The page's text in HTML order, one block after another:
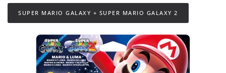
SUPER MARIO GALAXY + SUPER MARIO GALAXY 2